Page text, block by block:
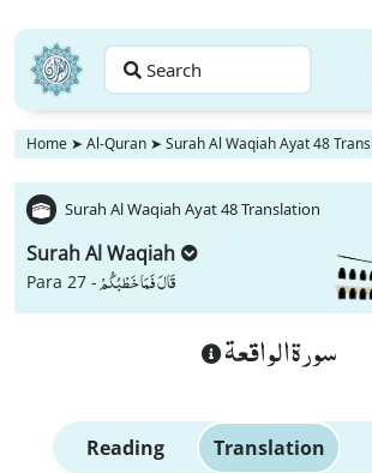
Search
Home ➤ Al-Quran ➤ Surah Al Waqiah Ayat 48
Surah Al Waqiah Ayat 48 Translation
Surah Al Waqiah
Para 27 -قَالَ فَمَا خَطْبُكُمْ
سورة الواقعة
Reading Translation